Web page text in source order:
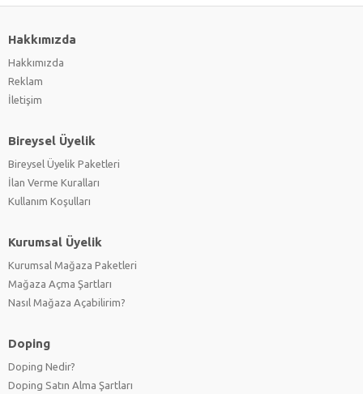
Hakkımızda
Hakkımızda
Reklam
İletişim
Bireysel Üyelik
Bireysel Üyelik Paketleri
İlan Verme Kuralları
Kullanım Koşulları
Kurumsal Üyelik
Kurumsal Mağaza Paketleri
Mağaza Açma Şartları
Nasıl Mağaza Açabilirim?
Doping
Doping Nedir?
Doping Satın Alma Şartları